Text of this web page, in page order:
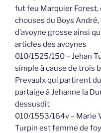
fut feu Marquier
chouses du Boys
d’avoyne grosse ainsi
articles des avoynes
010/1525/150 – Jehan
simple à cause de trois
Prevaulx qui partirent
partaige à Jehanne la
dessusdit
010/1553/164v – Marie
Turpin est femme de